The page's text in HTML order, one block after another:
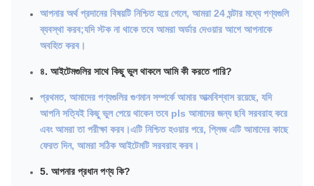
আপনার অর্থ প্রদানের বিষয়টি নিশ্চিত হয়ে গেলে, আমরা 24 ঘন্টার মধ্যে পণ্যগুলি
ব্যবস্থা করব;যদি স্টক না থাকে তবে আমরা অর্ডার দেওয়ার আগে আপনাকে
অবহিত করব।
৪. আইটেমগুলির সাথে কিছু ভুল থাকলে আমি কী করতে পারি?
প্রথমত, আমাদের পণ্যগুলির গুণমান সম্পর্কে আমার আত্মবিশ্বাস রয়েছে, যদি
আপনি সত্যিই কিছু ভুল পেয়ে থাকেন তবে pls আমাদের জন্য ছবি সরবরাহ করে
এবং আমরা তা পরীক্ষা করব।এটি নিশ্চিত হওয়ার পরে, প্লিজ এটি আমাদের কাছে
ফেরত দিন, আমরা সঠিক আইটেমটি সরবরাহ করব।
5. আপনার প্রধান পণ্য কি?